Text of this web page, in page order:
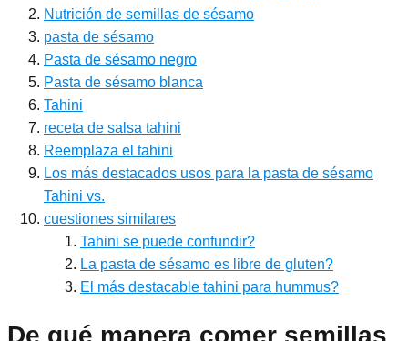
Nutrición de semillas de sésamo
pasta de sésamo
Pasta de sésamo negro
Pasta de sésamo blanca
Tahini
receta de salsa tahini
Reemplaza el tahini
Los más destacados usos para la pasta de sésamo
Tahini vs.
cuestiones similares
Tahini se puede confundir?
La pasta de sésamo es libre de gluten?
El más destacable tahini para hummus?
De qué manera comer semillas